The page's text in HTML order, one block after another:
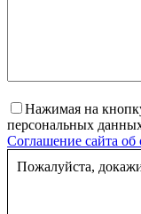
Нажимая на
персональных
Соглашение сайта
Пожалуйста,